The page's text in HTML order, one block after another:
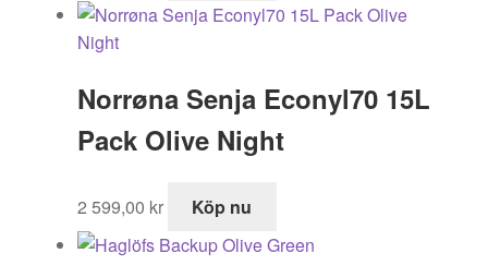
Norrøna Senja Econyl70 15L
Pack Olive Night
2 599,00 kr Köp nu